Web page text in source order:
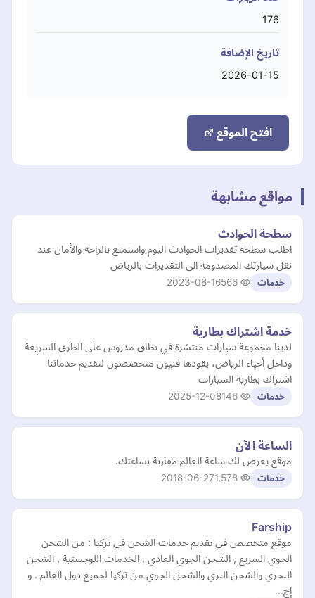
176
تاريخ الإضافة
2026-01-15
افتح الموقع
مواقع مشابهة
سطحة الحوادث
اطلب سطحة تقديرات الحوادث اليوم واستمتع بالراحة والأمان عند
نقل سيارتك المصدومة الى التقديرات بالرياض
خدمات 2023-08-16
خدمة اشتراك بطارية
لدينا مجموعة سيارات منتشرة في نطاق مدروس على الطرق السريعة
وداخل أحياء الرياض، يقودها فنيون متخصصون لتقديم خدماتنا
اشتراك بطارية السيارات
خدمات 2025-12-08
الساعة الآن
موقع يعرض لك ساعة العالم مقارنة بساعتك.
خدمات 2018-06-27
Farship
موقع متخصص في تقديم خدمات الشحن في تركيا : من الشحن
الجوي السريع , الشحن الجوي العادي , الخدمات اللوجستية , الشحن
البحري والشحن البري والشحن الجوي من تركيا لجميع دول العالم . و
إج…